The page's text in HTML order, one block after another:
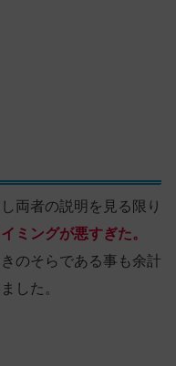
両者の説明を見る限り
ミングが悪すぎた。
のそらである事も余計
した。